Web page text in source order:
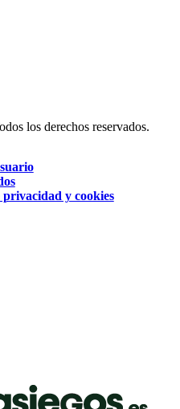
los derechos reservados.
y cookies